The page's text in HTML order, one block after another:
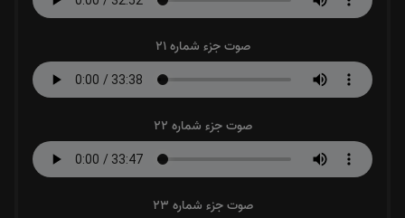
صوت جزء شماره 21
صوت جزء شماره 22
صوت جزء شماره 23